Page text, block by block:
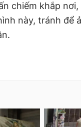
chiếm khắp
này, tránh để